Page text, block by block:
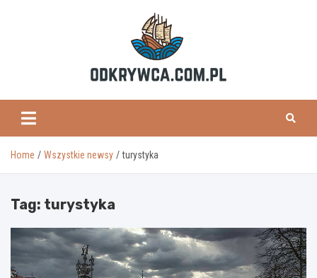
odkrywca.com.pl
Home Wszystkie newsy turystyka
Tag: turystyka